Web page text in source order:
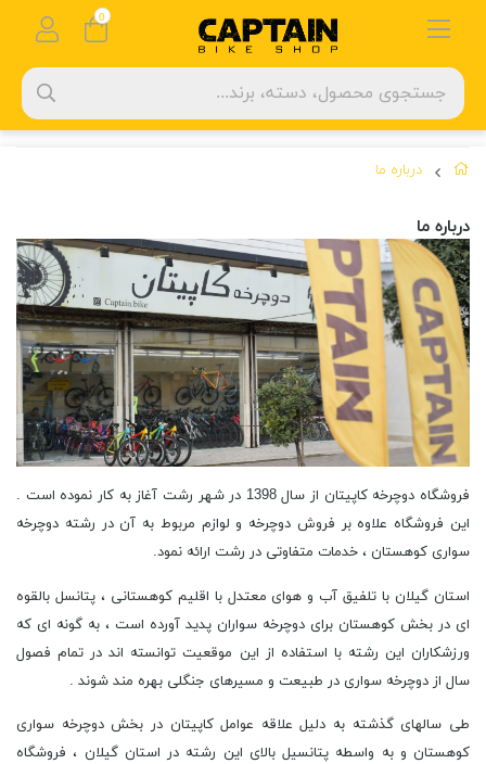
درباره ما
درباره ما
فروشگاه دوچرخه کاپیتان از سال 1398 در شهر رشت آغاز به کار نموده است .
این فروشگاه علاوه بر فروش دوچرخه و لوازم مربوط به آن در رشته دوچرخه
سواری کوهستان ، خدمات متفاوتی در رشت ارائه نمود.
استان گیلان با تلفیق آب و هوای معتدل با اقلیم کوهستانی ، پتانسل بالقوه
ای در بخش کوهستان برای دوچرخه سواران پدید آورده است ، به گونه ای که
ورزشکاران این رشته با استفاده از این موقعیت توانسته اند در تمام فصول
سال از دوچرخه سواری در طبیعت و مسیرهای جنگلی بهره مند شوند .
طی سالهای گذشته به دلیل علاقه عوامل کاپیتان در بخش دوچرخه سواری
کوهستان و به واسطه پتانسیل بالای این رشته در استان گیلان ، فروشگاه
0